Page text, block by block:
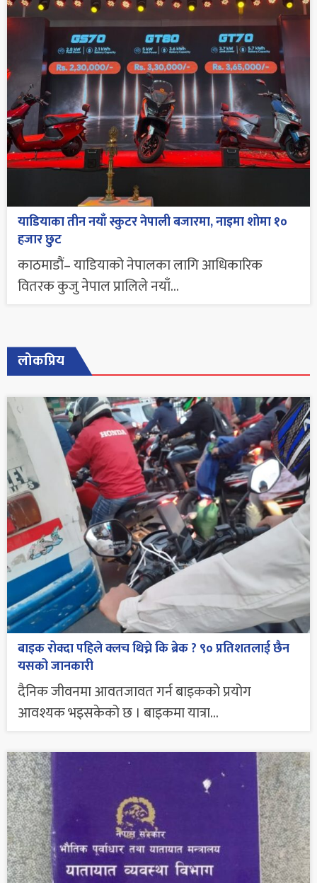
याडियाका तीन नयाँ स्कुटर नेपाली बजारमा, नाइमा शोमा १०
हजार छुट
काठमाडौं– याडियाको नेपालका लागि आधिकारिक
वितरक कुजु नेपाल प्रालिले नयाँ...
लोकप्रिय
बाइक रोक्दा पहिले क्लच थिच्ने कि ब्रेक ? ९० प्रतिशतलाई छैन
यसको जानकारी
दैनिक जीवनमा आवतजावत गर्न बाइकको प्रयोग
आवश्यक भइसकेको छ । बाइकमा यात्रा...